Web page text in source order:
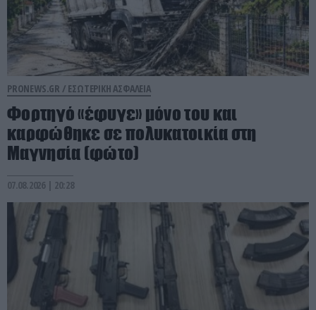
PRONEWS.GR / ΕΣΩΤΕΡΙΚΗ ΑΣΦΑΛΕΙΑ
Φορτηγό «έφυγε» μόνο του και
καρφώθηκε σε πολυκατοικία στη
Μαγνησία (φώτο)
07.08.2026 | 20:28